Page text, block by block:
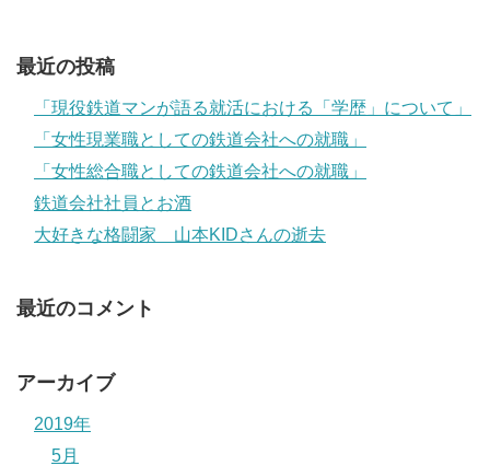
最近の投稿
「現役鉄道マンが語る就活における「学歴」について」
「女性現業職としての鉄道会社への就職」
「女性総合職としての鉄道会社への就職」
鉄道会社社員とお酒
大好きな格闘家 山本KIDさんの逝去
最近のコメント
アーカイブ
2019年
5月